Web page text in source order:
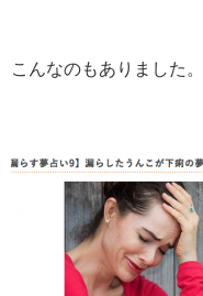
こんなのもありました。